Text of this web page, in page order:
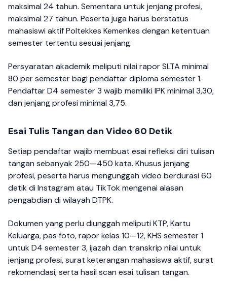
maksimal 24 tahun. Sementara untuk jenjang profesi,
maksimal 27 tahun. Peserta juga harus berstatus
mahasiswi aktif Poltekkes Kemenkes dengan ketentuan
semester tertentu sesuai jenjang.
Persyaratan akademik meliputi nilai rapor SLTA minimal
80 per semester bagi pendaftar diploma semester 1.
Pendaftar D4 semester 3 wajib memiliki IPK minimal 3,30,
dan jenjang profesi minimal 3,75.
Esai Tulis Tangan dan Video 60 Detik
Setiap pendaftar wajib membuat esai refleksi diri tulisan
tangan sebanyak 250—450 kata. Khusus jenjang
profesi, peserta harus mengunggah video berdurasi 60
detik di Instagram atau TikTok mengenai alasan
pengabdian di wilayah DTPK.
Dokumen yang perlu diunggah meliputi KTP, Kartu
Keluarga, pas foto, rapor kelas 10—12, KHS semester 1
untuk D4 semester 3, ijazah dan transkrip nilai untuk
jenjang profesi, surat keterangan mahasiswa aktif, surat
rekomendasi, serta hasil scan esai tulisan tangan.